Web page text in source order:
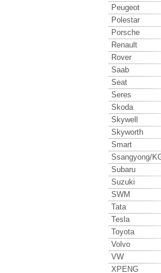
Peugeot
Polestar
Porsche
Renault
Rover
Saab
Seat
Seres
Skoda
Skywell
Skyworth
Smart
Ssangyong/
Subaru
Suzuki
SWM
Tata
Tesla
Toyota
Volvo
VW
XPENG